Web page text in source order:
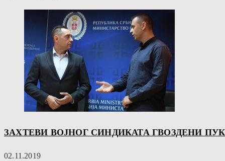
ЗАХТЕВИ ВОЈНОГ СИНДИКАТА ГВОЗДЕНИ ПУК
02.11.2019